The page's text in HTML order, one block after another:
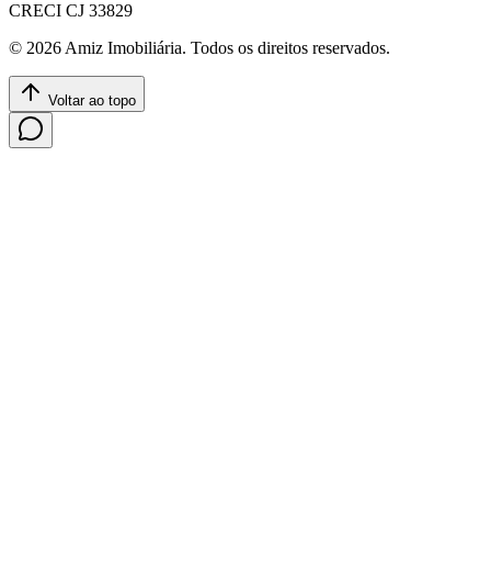
CRECI CJ 33829
© 2026Amiz Imobiliária. Todos os direitos reservados.
Voltar ao topo